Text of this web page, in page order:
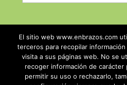
El sitio web www.enbrazos.com
terceros para recopilar
visita a sus páginas web. No se
recoger información de
permitir su uso o rechazarlo,